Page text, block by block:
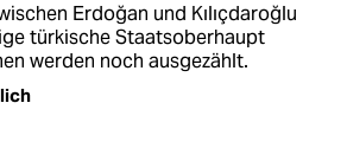
Erdoğan und Kılıçdaroğlu
türkische Staatsoberhaupt
werden noch ausgezählt.